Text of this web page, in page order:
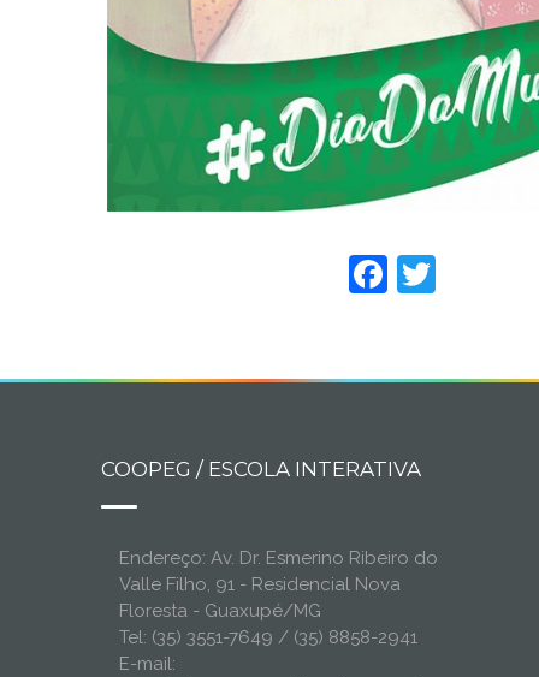
COOPEG / ESCOLA INTERATIVA
Endereço: Av. Dr. Esmerino Ribeiro do
Valle Filho, 91 - Residencial Nova
Floresta - Guaxupé/MG
Tel: (35) 3551-7649 / (35) 8858-2941
E-mail: